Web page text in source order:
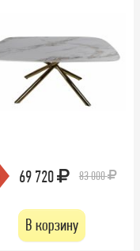
69 720 83 000
В корзину